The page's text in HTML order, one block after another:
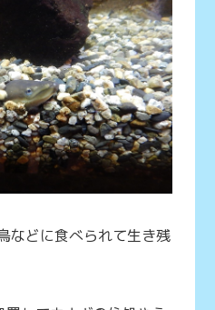
などに食べられて生き残